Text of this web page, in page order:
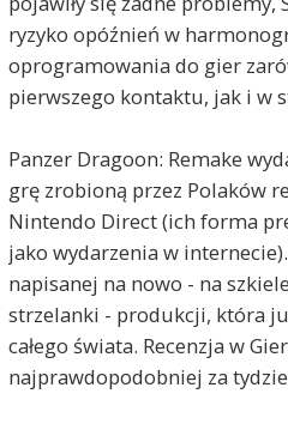
ryzyko opóźnień w
oprogramowania do gier
pierwszego kontaktu, jak i w
Panzer Dragoon: Remake
grę zrobioną przez Polaków
Nintendo Direct (ich forma
jako wydarzenia w
napisanej na nowo - na
strzelanki - produkcji, która
całego świata. Recenzja w
najprawdopodobniej za